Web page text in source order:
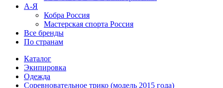
А-Я
Кобра Россия
Мастерская спорта Россия
Все бренды
По странам
Каталог
Экипировка
Одежда
Соревновательное трико (модель 2015 года)